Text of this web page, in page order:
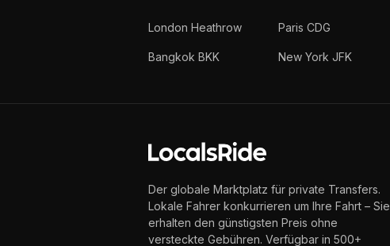
London Heathrow Paris CDG
Bangkok BKK New York JFK
Der globale Marktplatz für private Transfers.
Lokale Fahrer konkurrieren um Ihre Fahrt – Sie
erhalten den günstigsten Preis ohne
versteckte Gebühren. Verfügbar in 500+